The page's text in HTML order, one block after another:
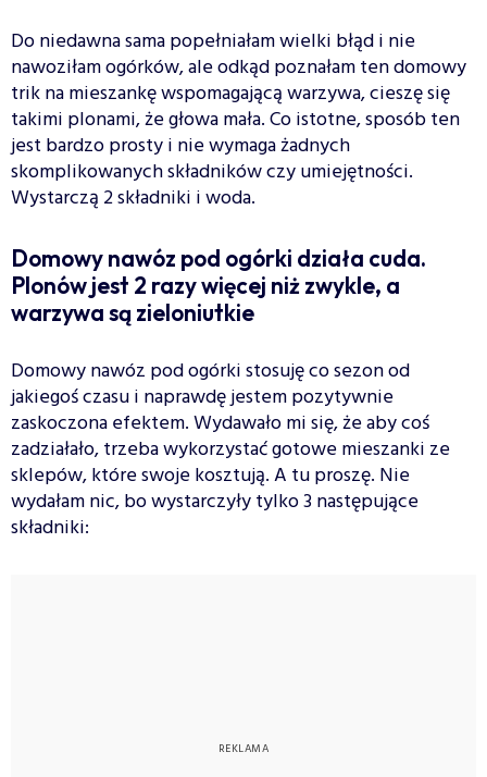
Do niedawna sama popełniałam wielki błąd i nie
nawoziłam ogórków, ale odkąd poznałam ten domowy
trik na mieszankę wspomagającą warzywa, cieszę się
takimi plonami, że głowa mała. Co istotne, sposób ten
jest bardzo prosty i nie wymaga żadnych
skomplikowanych składników czy umiejętności.
Wystarczą 2 składniki i woda.
Domowy nawóz pod ogórki działa cuda.
Plonów jest 2 razy więcej niż zwykle, a
warzywa są zieloniutkie
Domowy nawóz pod ogórki stosuję co sezon od
jakiegoś czasu i naprawdę jestem pozytywnie
zaskoczona efektem. Wydawało mi się, że aby coś
zadziałało, trzeba wykorzystać gotowe mieszanki ze
sklepów, które swoje kosztują. A tu proszę. Nie
wydałam nic, bo wystarczyły tylko 3 następujące
składniki: